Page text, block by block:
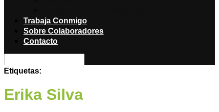
Trabaja Conmigo
Sobre Colaboradores
Contacto
Etiquetas:
Erika Silva